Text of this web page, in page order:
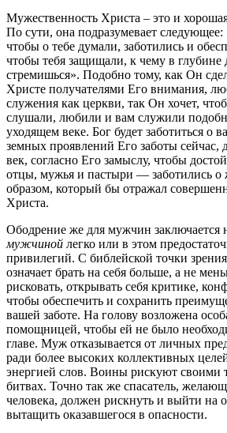
Мужественность Христа – это и
По сути, она подразумевает следующее:
чтобы о тебе думали, заботились и
чтобы тебя защищали, к чему в
стремишься». Подобно тому, как Он
Христе получателями Его внимания,
служения как церкви, так Он хочет,
слушали, любили и вам служили
уходящем веке. Бог будет заботиться о
земных проявлений Его заботы сейчас,
век, согласно Его замыслу, чтобы
отцы, мужья и пастыри — заботились
образом, который бы отражал
Христа.
Ободрение же для мужчин заключается
мужчиной легко или в этом
привилегий. С библейской точки
означает брать на себя больше, а не
рисковать, открывать себя критике,
чтобы обеспечить и сохранить
вашей заботе. На голову возложена
помощницей, чтобы ей не было
главе. Муж отказывается от личных
ради более высоких коллективных
энергией слов. Воины рискуют своими
битвах. Точно так же спасатель,
человека, должен рискнуть и выйти на
вытащить оказавшегося в опасности.